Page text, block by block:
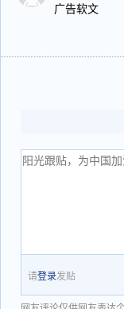
广告软文
请登录发贴